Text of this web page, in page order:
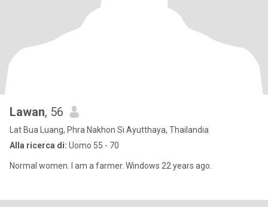
Lawan, 56
Lat Bua Luang, Phra Nakhon Si Ayutthaya, Thailandia
Alla ricerca di: Uomo 55 - 70
Normal women. I am a farmer. Windows 22 years ago.